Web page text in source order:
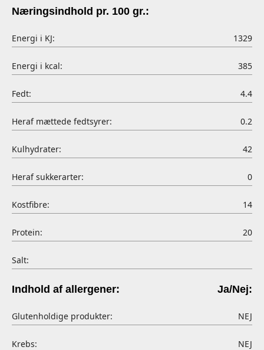
Næringsindhold pr. 100 gr.:
Energi i KJ: 1329
Energi i kcal: 385
Fedt: 4.4
Heraf mættede fedtsyrer: 0.2
Kulhydrater: 42
Heraf sukkerarter: 0
Kostfibre: 14
Protein: 20
Salt:
Indhold af allergener: Ja/Nej:
Glutenholdige produkter: NEJ
Krebs: NEJ